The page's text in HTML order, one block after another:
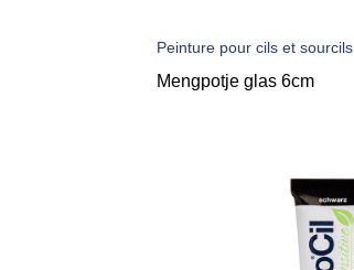
Peinture pour cils et sourcils
Mengpotje glas 6cm